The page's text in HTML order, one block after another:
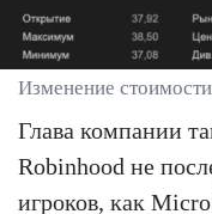
Изменение
Глава компании
Robinhood не
игроков, как